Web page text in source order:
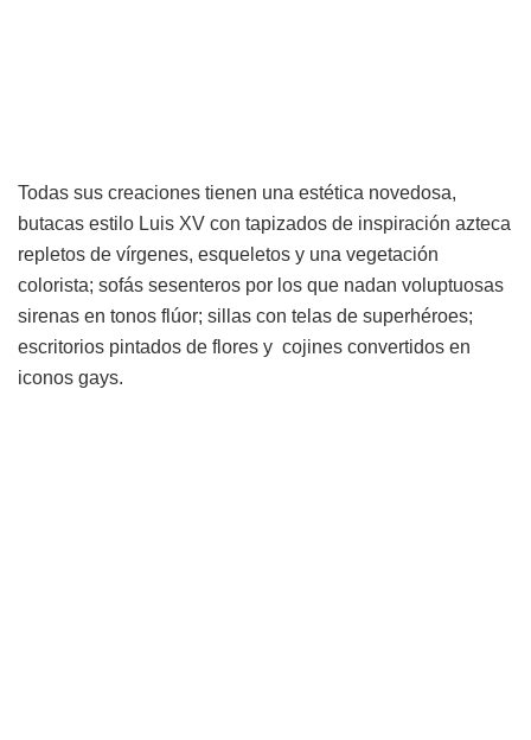
Todas sus creaciones tienen una estética novedosa,
butacas estilo Luis XV con tapizados de inspiración azteca
repletos de vírgenes, esqueletos y una vegetación
colorista; sofás sesenteros por los que nadan voluptuosas
sirenas en tonos flúor; sillas con telas de superhéroes;
escritorios pintados de flores y cojines convertidos en
iconos gays.